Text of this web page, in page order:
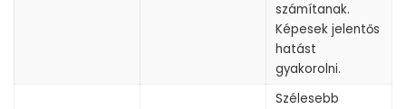
számítanak.
Képesek jelentős
hatást
gyakorolni.
Szélesebb